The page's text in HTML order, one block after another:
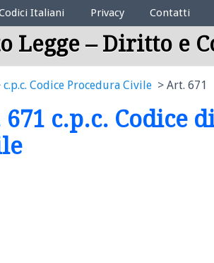
Legali
Italiani Privacy Contatti
Legge – Diritto e
c.p.c. Codice Procedura Civile Art. 671
c.p.c. Codice